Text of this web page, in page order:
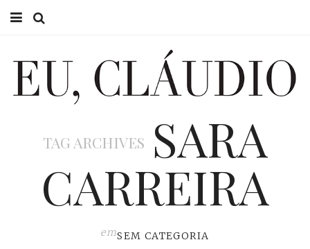
EU CLÁUDIO
EU NA TV
EU, PAI
TAG ARCHIVES SARA
CARREIRA
emSEM CATEGORIA